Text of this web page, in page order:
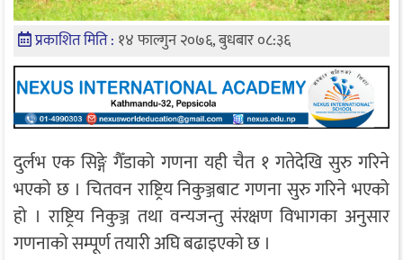
प्रकाशित मिति : १४ फाल्गुन २०७६, बुधबार ०८:३६
दुर्लभ एक सिङ्गे गैँडाको गणना यही चैत १ गतेदेखि सुरु गरिने
भएको छ । चितवन राष्ट्रिय निकुञ्जबाट गणना सुरु गरिने भएको
हो । राष्ट्रिय निकुञ्ज तथा वन्यजन्तु संरक्षण विभागका अनुसार
गणनाको सम्पूर्ण तयारी अघि बढाइएको छ ।